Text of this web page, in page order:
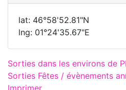
lat: 46°58'52.81"N
lng: 01°24'35.67"E
Sorties dans les environs de
Sorties Fêtes / évènements
Imprimer